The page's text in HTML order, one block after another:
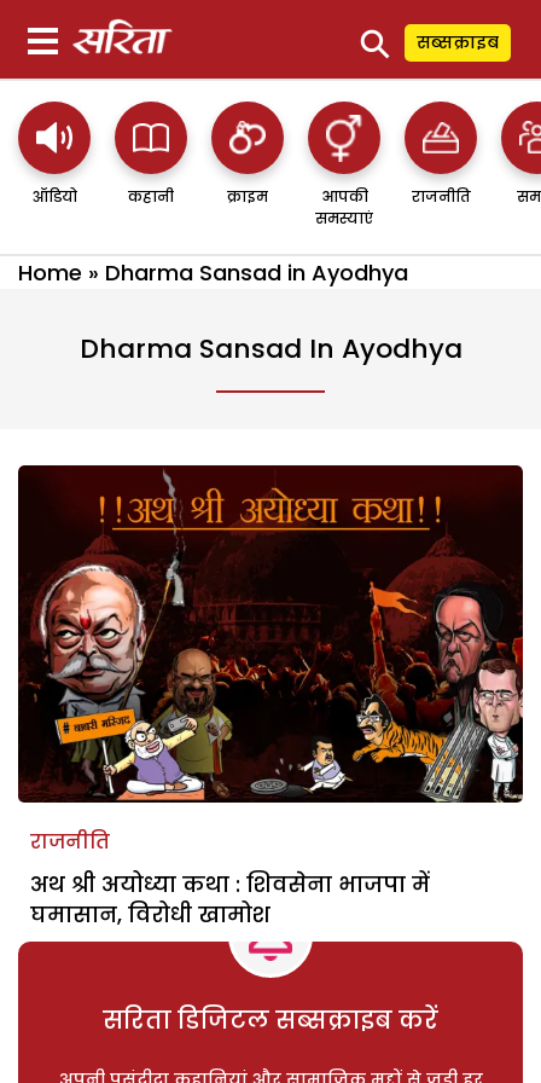
⚲ सब्सक्राइब
ऑडियो कहानी क्राइम
आपकी
समस्याएं
राजनीति
Home » Dharma Sansad in Ayodhya
Dharma Sansad In Ayodhya
राजनीति
अथ श्री अयोध्या कथा : शिवसेना भाजपा में
घमासान, विरोधी खामोश
सरिता डिजिटल सब्सक्राइब करें